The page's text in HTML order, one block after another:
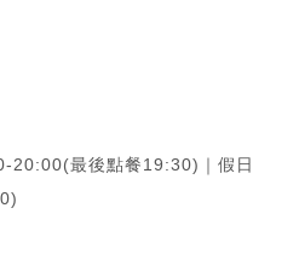
20:00(最後點餐19:30)｜假日